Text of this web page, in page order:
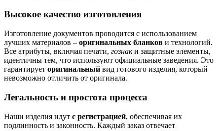
Высокое качество изготовления
Изготовление документов проводится с использованием
лучших материалов – оригинальных бланков и технологий.
Все атрибуты, включая печати, гознаки защитные элементы,
идентичны тем, что используют официальные заведения. Это
гарантирует оригинальный вид готового изделия, который
невозможно отличить от оригинала.
Легальность и простота процесса
Наши изделия идут с регистрацией, обеспечивая их
подлинность и законность. Каждый заказ отвечает